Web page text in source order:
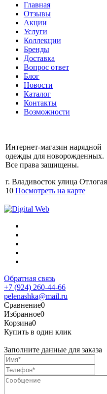
Главная
Отзывы
Акции
Услуги
Коллекции
Бренды
Доставка
Вопрос ответ
Блог
Новости
Каталог
Контакты
Возможности
Интернет-магазин нарядной
одежды для новорожденных.
Все права защищены.
г. Владивосток улица Отлогая
10Посмотреть на карте
Обратная связь
+7 (924) 260-44-66
pelenashka@mail.ru
Сравнение0
Избранное0
Корзина0
Купить в один клик
Заполните данные для заказа